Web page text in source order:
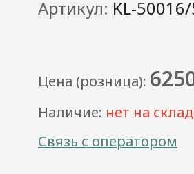
Артикул: KL-
Цена (розница):
Наличие: нет на
Связь с оператором